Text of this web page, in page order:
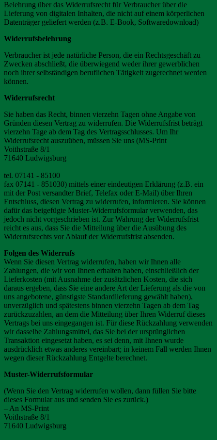
Belehrung über das Widerrufsrecht für Verbraucher über die
Lieferung von digitalen Inhalten, die nicht auf einem körperlichen
Datenträger geliefert werden (z.B. E-Book, Softwaredownload)
Widerrufsbelehrung
Verbraucher ist jede natürliche Person, die ein Rechtsgeschäft zu
Zwecken abschließt, die überwiegend weder ihrer gewerblichen
noch ihrer selbständigen beruflichen Tätigkeit zugerechnet werden
können.
Widerrufsrecht
Sie haben das Recht, binnen vierzehn Tagen ohne Angabe von
Gründen diesen Vertrag zu widerrufen. Die Widerrufsfrist beträgt
vierzehn Tage ab dem Tag des Vertragsschlusses. Um Ihr
Widerrufsrecht auszuüben, müssen Sie uns (MS-Print
Voithstraße 8/1
71640 Ludwigsburg
tel. 07141 - 85100
fax 07141 - 851030) mittels einer eindeutigen Erklärung (z.B. ein
mit der Post versandter Brief, Telefax oder E-Mail) über Ihren
Entschluss, diesen Vertrag zu widerrufen, informieren. Sie können
dafür das beigefügte Muster-Widerrufsformular verwenden, das
jedoch nicht vorgeschrieben ist. Zur Wahrung der Widerrufsfrist
reicht es aus, dass Sie die Mitteilung über die Ausübung des
Widerrufsrechts vor Ablauf der Widerrufsfrist absenden.
Folgen des Widerrufs
Wenn Sie diesen Vertrag widerrufen, haben wir Ihnen alle
Zahlungen, die wir von Ihnen erhalten haben, einschließlich der
Lieferkosten (mit Ausnahme der zusätzlichen Kosten, die sich
daraus ergeben, dass Sie eine andere Art der Lieferung als die von
uns angebotene, günstigste Standardlieferung gewählt haben),
unverzüglich und spätestens binnen vierzehn Tagen ab dem Tag
zurückzuzahlen, an dem die Mitteilung über Ihren Widerruf dieses
Vertrags bei uns eingegangen ist. Für diese Rückzahlung verwenden
wir dasselbe Zahlungsmittel, das Sie bei der ursprünglichen
Transaktion eingesetzt haben, es sei denn, mit Ihnen wurde
ausdrücklich etwas anderes vereinbart; in keinem Fall werden Ihnen
wegen dieser Rückzahlung Entgelte berechnet.
Muster-Widerrufsformular
(Wenn Sie den Vertrag widerrufen wollen, dann füllen Sie bitte
dieses Formular aus und senden Sie es zurück.)
– An MS-Print
Voithstraße 8/1
71640 Ludwigsburg